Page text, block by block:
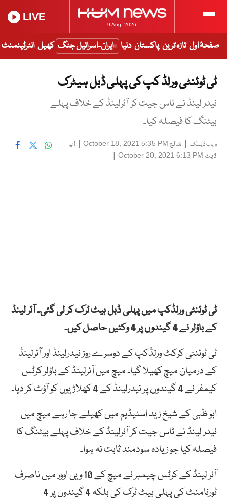
9 Aug, 2026
LIVE
صفحۂ اول تازہ ترین پاکستان دنیا ایران-اسرائیل جنگ کھیل انٹرٹینمنٹ
ٹی ٹوئنٹی ورلڈ کپ کی پہلی ڈبل ہیٹرک
نیدر لینڈ نے ٹاس جیت کر آئرلینڈ کے خلاف پہلے
بیٹنگ کا فیصلہ کیا۔
ویب ڈیسک | شائع October 18, 2021 5:35 PM
| اپ
ڈیٹ October 20, 2021 6:13 PM
|
ٹی ٹوئنٹی ورلڈکپ میں پہلی ڈبل ہیٹ ٹرک کر لی گئی۔ آئر لینڈ
کے باؤلر نے 4 گیندوں پر 4 وکٹیں حاصل کیں۔
ٹی ٹوئنٹی کرکٹ ورلڈکپ کے دوسرے روز نیدرلینڈ اور آئرلینڈ
کے درمیان میچ کھیلا گیا۔ میچ میں آئرلینڈ کے باؤلر کرٹس
کیمفر نے 4 گیندوں پر نیدرلینڈ کے 4 کھلاڑیوں کو آؤٹ کر دیا۔
ابو ظبی کے شیخ زید اسٹیڈیم میں کھیلے جا رہے میچ میں
نیدر لینڈ نے ٹاس جیت کر آئرلینڈ کے خلاف پہلے بیٹنگ کا
فیصلہ کیا جو زیادہ سودمند ثابت نہ ہوا۔
آئر لینڈ کے کرٹس چیمبر نے میچ کے 10 ویں اوور میں ناصرف
ٹورنامنٹ کی پہلی ہیٹ ٹرک کی بلکہ 4 گیندوں پر 4